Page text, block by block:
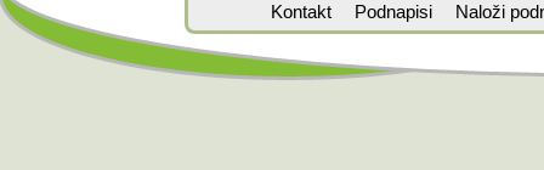
Kontakt Podnapisi Naloži